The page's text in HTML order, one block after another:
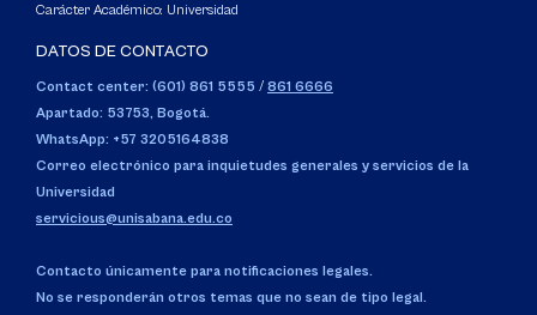
Carácter Académico: Universidad
DATOS DE CONTACTO
Contact center: (601) 861 5555 / 861 6666
Apartado: 53753, Bogotá.
WhatsApp: +57 3205164838
Correo electrónico para inquietudes generales y servicios de la
Universidad
servicious@unisabana.edu.co
Contacto únicamente para notificaciones legales.
No se responderán otros temas que no sean de tipo legal.